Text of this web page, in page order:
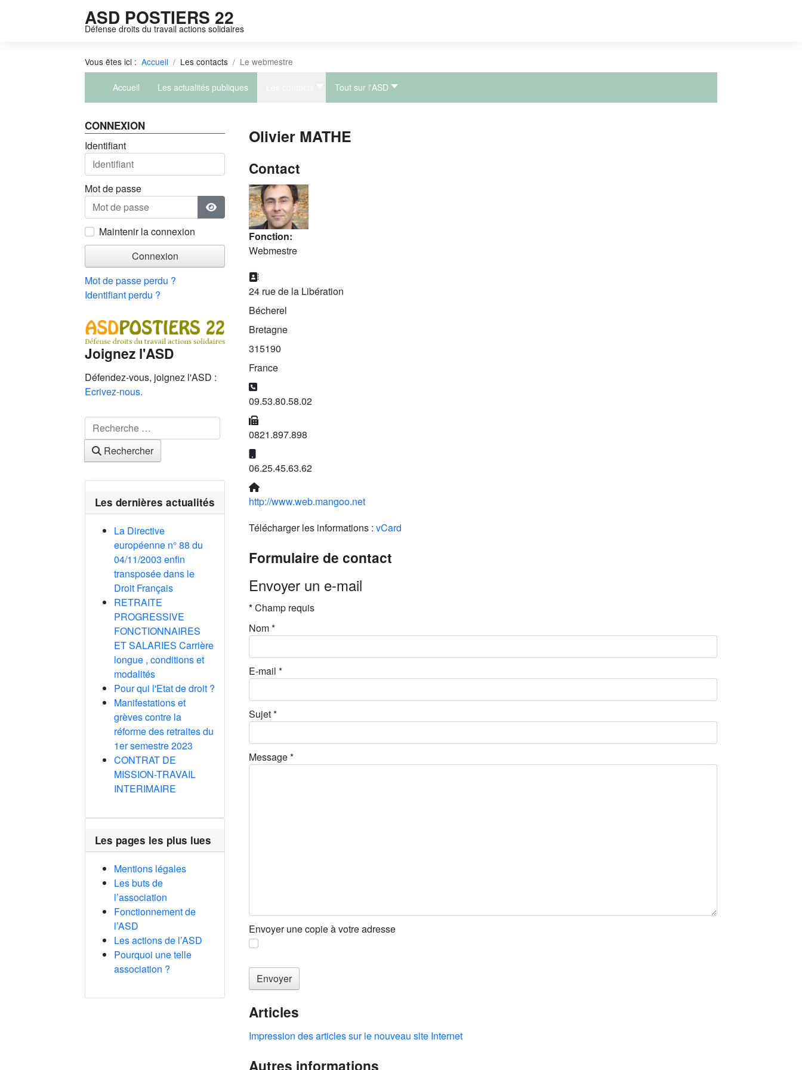
ASD POSTIERS 22
Défense droits du travail actions solidaires
Vous êtes ici : Accueil Les contacts Le webmestre
Accueil Les actualités publiques Tout sur l'ASD
CONNEXION
Identifiant
Mot de passe
Afficher le mot de passe
Maintenir la connexion
Connexion
Mot de passe perdu ?
Identifiant perdu ?
Joignez l'ASD
Défendez-vous, joignez l'ASD :
Ecrivez-nous.
Rechercher
Rechercher
Les dernières actualités
La Directive
européenne n° 88 du
04/11/2003 enfin
transposée dans le
Droit Français
RETRAITE
PROGRESSIVE
FONCTIONNAIRES
ET SALARIES Carrière
longue , conditions et
modalités
Pour qui l'Etat de droit ?
Manifestations et
grèves contre la
réforme des retraites du
1er semestre 2023
CONTRAT DE
MISSION-TRAVAIL
INTERIMAIRE
Les pages les plus lues
Mentions légales
Les buts de
l’association
Fonctionnement de
l’ASD
Les actions de l’ASD
Pourquoi une telle
association ?
Olivier MATHE
Contact
Fonction:
Webmestre
Adresse:
24 rue de la Libération
Bécherel
Bretagne
315190
France
Téléphone:
09.53.80.58.02
Fax:
0821.897.898
Mobile:
06.25.45.63.62
Site Web:
http://www.web.mangoo.net
Télécharger les informations : vCard
Formulaire de contact
Envoyer un e-mail
*Champ requis
Nom*
E-mail *
Sujet*
Message*
Envoyer une copie à votre adresse
Système Captcha
Envoyer
Articles
Impression des articles sur le nouveau site Internet
Autres informations